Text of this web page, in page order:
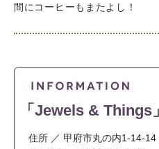
間にコーヒーもまたよし！
「Jewels & Things」
住所 ／ 甲府市丸の内1-14-